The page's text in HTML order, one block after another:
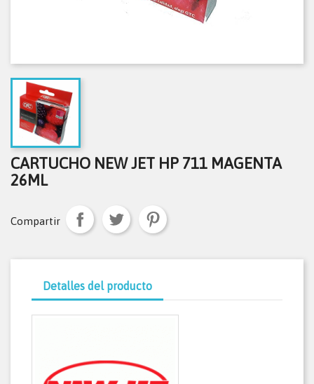
CARTUCHO NEW JET HP 711 MAGENTA
26ML
Compartir
Detalles del producto